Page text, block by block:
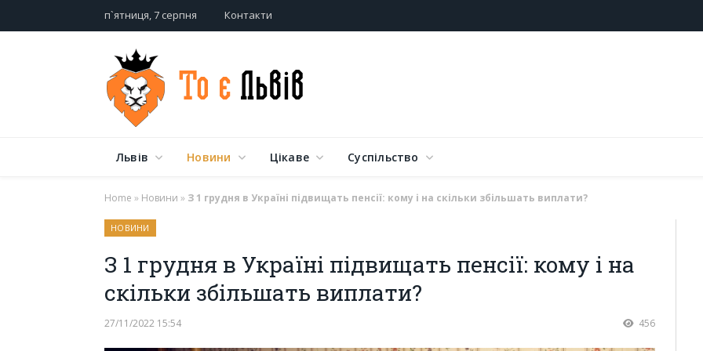
п`ятниця, 7 серпня Контакти
Львів Новини Цікаве Суспільство
Home » Новини » З 1 грудня в Україні підвищать пенсії: кому і на скільки збільшать виплати?
НОВИНИ
З 1 грудня в Україні підвищать пенсії: кому і на
скільки збільшать виплати?
27/11/2022 15:54 456